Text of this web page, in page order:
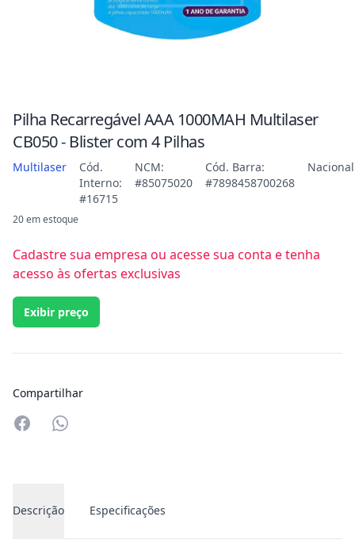
Pilha Recarregável AAA 1000MAH Multilaser
CB050 - Blister com 4 Pilhas
Multilaser
Cód.
Interno:
#16715
NCM:
#85075020
Cód. Barra:
#7898458700268
Nacional
20 em estoque
Cadastre sua empresa ou acesse sua conta e tenha
acesso às ofertas exclusivas
Exibir preço
Compartilhar
Compartilhar no Whatsapp
Descrição Especificações